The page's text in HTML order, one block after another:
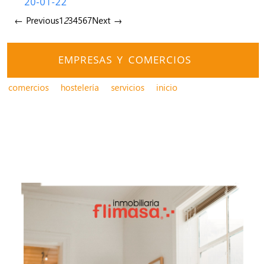
← Previous1234567Next →
EMPRESAS Y COMERCIOS
comercios hostelería servicios inicio